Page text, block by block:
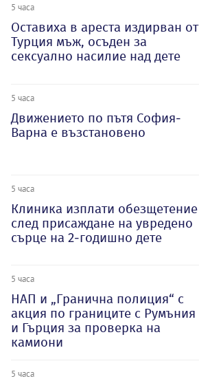
5 часа
Оставиха в ареста издирван от
Турция мъж, осъден за
сексуално насилие над дете
5 часа
Движението по пътя София-
Варна е възстановено
5 часа
Клиника изплати обезщетение
след присаждане на увредено
сърце на 2-годишно дете
5 часа
НАП и „Гранична полиция“ с
акция по границите с Румъния
и Гърция за проверка на
камиони
5 часа